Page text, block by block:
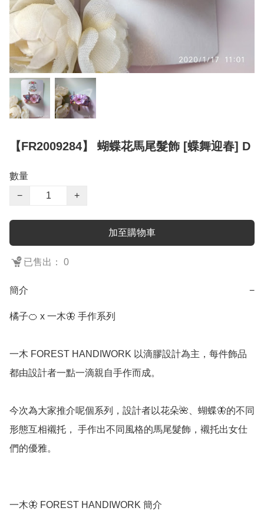
【FR2009284】 蝴蝶花馬尾髮飾 [蝶舞迎春] D
數量
−
+
加至購物車
已售出： 0
簡介 −
橘子🍊 x 一木🦋 手作系列
一木 FOREST HANDIWORK 以滴膠設計為主，每件飾品
都由設計者一點一滴親自手作而成。
今次為大家推介呢個系列，設計者以花朵🌺、蝴蝶🦋的不同
形態互相襯托， 手作出不同風格的馬尾髮飾，襯托出女仕
們的優雅。
一木🦋 FOREST HANDIWORK 簡介